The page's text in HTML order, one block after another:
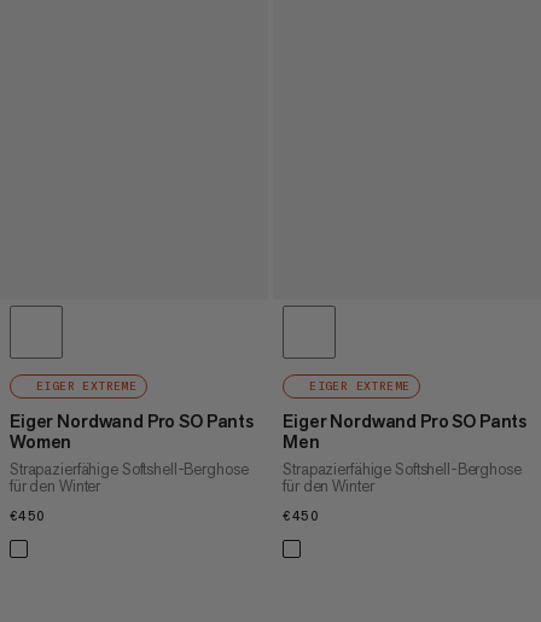
EIGER EXTREME
Eiger Nordwand Pro SO Pants
Women
Strapazierfähige Softshell-Berghose
für den Winter
€450
EIGER EXTREME
Eiger Nordwand Pro SO Pants
Men
Strapazierfähige Softshell-Berghose
für den Winter
€450